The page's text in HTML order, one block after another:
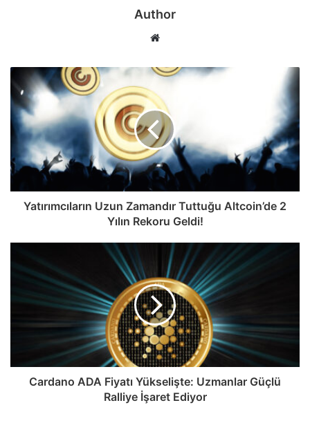
Author
Web
Yatırımcıların Uzun Zamandır Tuttuğu Altcoin’de 2
Yılın Rekoru Geldi!
Cardano ADA Fiyatı Yükselişte: Uzmanlar Güçlü
Ralliye İşaret Ediyor